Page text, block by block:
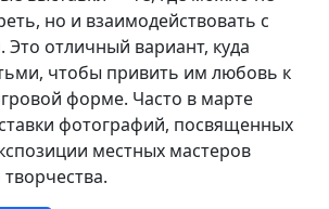
но и взаимодействовать с
Это отличный вариант, куда
чтобы привить им любовь к
форме. Часто в марте
фотографий, посвященных
местных мастеров